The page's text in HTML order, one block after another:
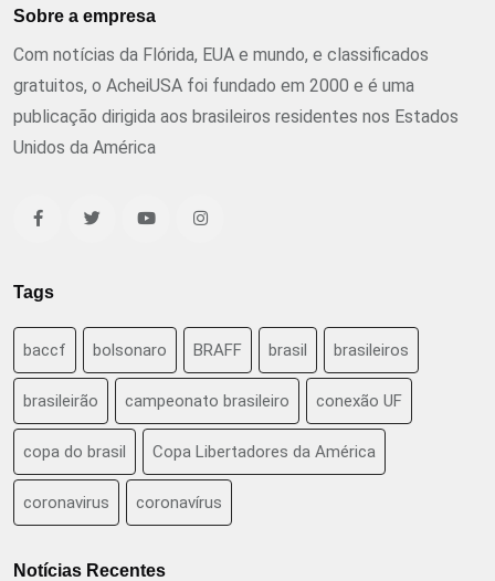
Sobre a empresa
Com notícias da Flórida, EUA e mundo, e classificados
gratuitos, o AcheiUSA foi fundado em 2000 e é uma
publicação dirigida aos brasileiros residentes nos Estados
Unidos da América
Tags
baccf bolsonaro BRAFF brasil brasileiros
brasileirão campeonato brasileiro conexão UF
copa do brasil Copa Libertadores da América
coronavirus coronavírus
Notícias Recentes